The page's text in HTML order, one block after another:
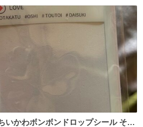
いかわボンボンドロップシール その